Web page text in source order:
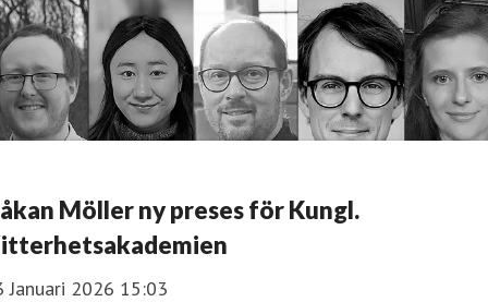
Möller ny preses för Kungl.
Januari 2026 15:03